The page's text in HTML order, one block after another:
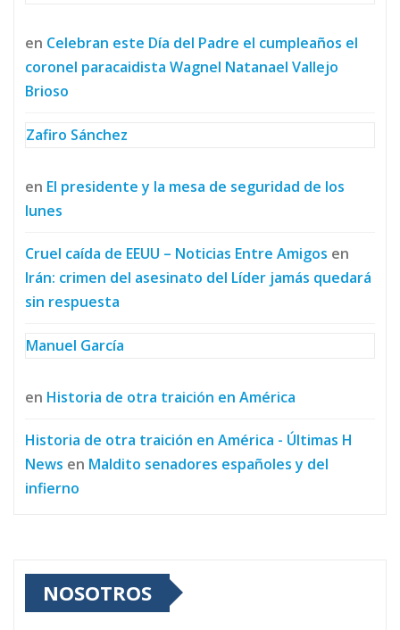
en Celebran este Día del Padre el cumpleaños el
coronel paracaidista Wagnel Natanael Vallejo
Brioso
Zafiro Sánchez
en El presidente y la mesa de seguridad de los
lunes
Cruel caída de EEUU – Noticias Entre Amigos en
Irán: crimen del asesinato del Líder jamás quedará
sin respuesta
Manuel García
en Historia de otra traición en América
Historia de otra traición en América - Últimas H
News en Maldito senadores españoles y del
infierno
NOSOTROS